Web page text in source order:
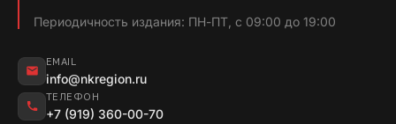
Периодичность издания: ПН-ПТ, с 09:00 до 19:00
EMAIL
info@nkregion.ru
ТЕЛЕФОН
+7 (919) 360-00-70